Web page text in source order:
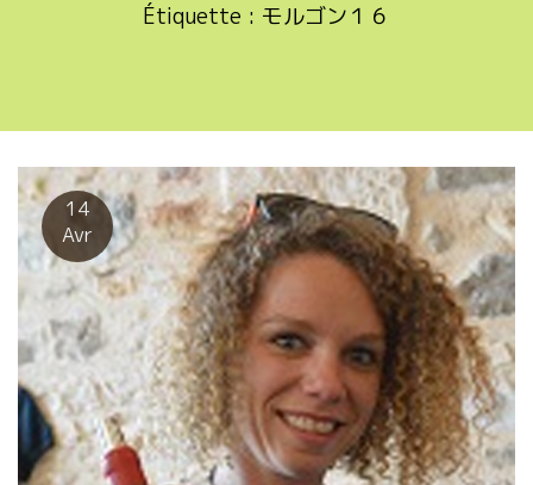
Étiquette : モルゴン１６
14
Avr